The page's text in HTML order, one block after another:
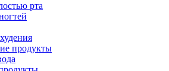
рта
продукты